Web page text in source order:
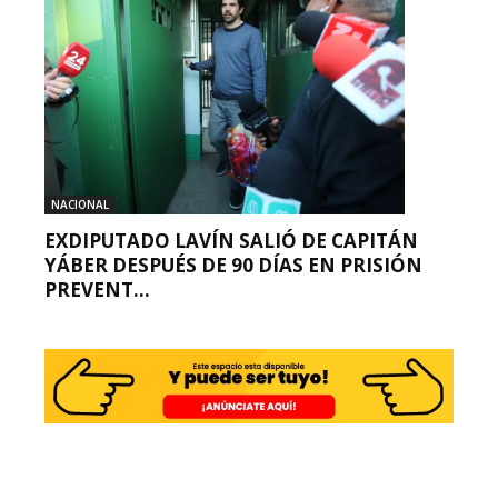
NACIONAL
EXDIPUTADO LAVÍN SALIÓ DE CAPITÁN
YÁBER DESPUÉS DE 90 DÍAS EN PRISIÓN
PREVENT...